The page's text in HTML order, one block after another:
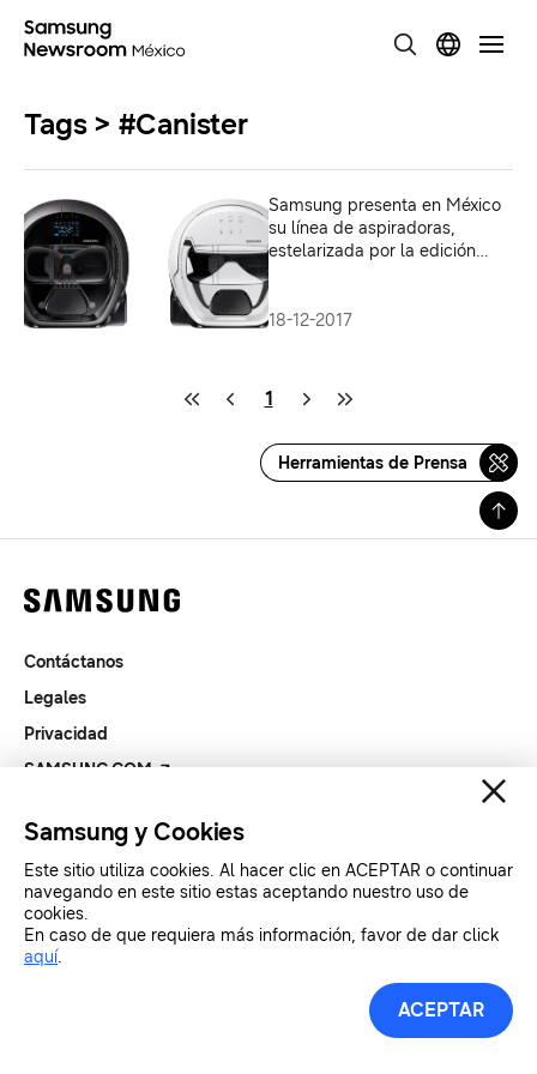
Tags > #Canister
Samsung presenta en México
su línea de aspiradoras,
estelarizada por la edición
18-12-2017
1
Herramientas de Prensa
Contáctanos
Legales
Privacidad
SAMSUNG.COM
Copyright© SAMSUNG All Rights Reserved.
Samsung y Cookies
Este sitio utiliza cookies. Al hacer clic en ACEPTAR o continuar
navegando en este sitio estas aceptando nuestro uso de
cookies.
En caso de que requiera más información, favor de dar click
aquí.
ACEPTAR